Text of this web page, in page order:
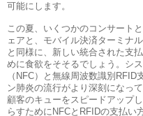
可能にします。
この夏、いくつかのコンサート
ェアと、モバイル決済ターミナ
と同様に、新しい統合された支
めに食欲をそそるでしょう。シ
（NFC）と無線周波数識別
ン肺炎の流行がより深刻になっ
顧客のキューをスピードアップ
らすためにNFCとRFIDの支払い